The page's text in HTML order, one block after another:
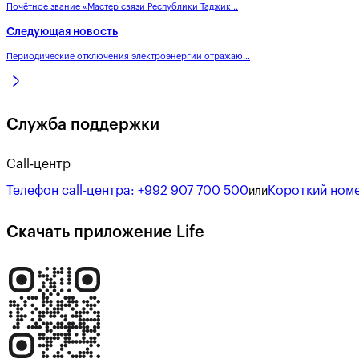
Почётное звание «Мастер связи Республики Таджик...
Следующая новость
Периодические отключения электроэнергии отражаю...
Служба поддержки
Call-центр
Телефон call-центра: +992 907 700 500или Короткий
Скачать приложение Life